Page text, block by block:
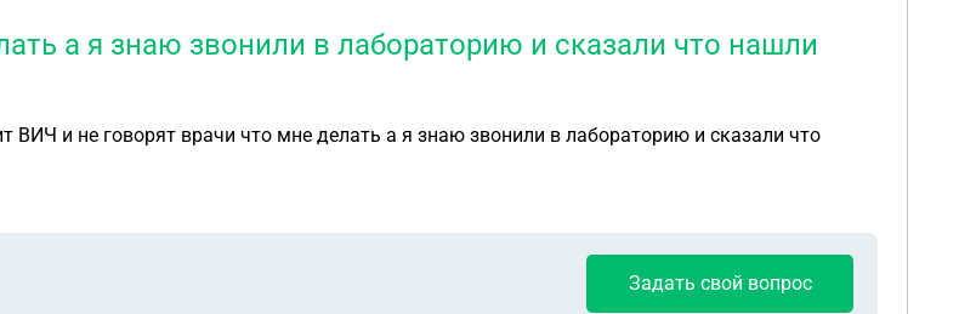
а я знаю звонили в лабораторию и сказали что нашли
ВИЧ и не говорят врачи что мне делать а я знаю звонили в лабораторию и сказали что
Задать свой вопрос